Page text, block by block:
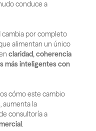
cambia por completo
alimentan un único
claridad, coherencia
más inteligentes con
cómo este cambio
, aumenta la
consultoría a
.